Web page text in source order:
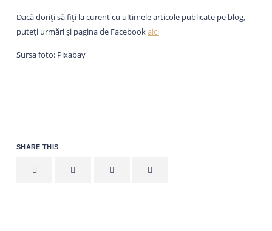
Dacă doriți să fiți la curent cu ultimele articole publicate pe blog,
puteți urmări și pagina de Facebookaici
Sursa foto: Pixabay
SHARE THIS